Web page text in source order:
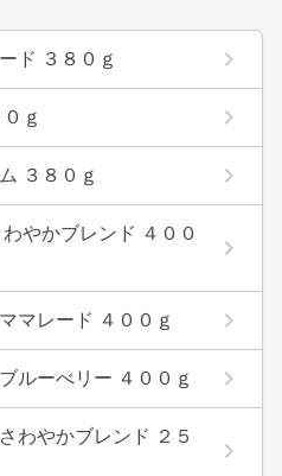
ド ３８０ｇ
ｇ
３８０ｇ
やかブレンド ４００
マレード ４００ｇ
ルーべリー ４００ｇ
やかブレンド ２５